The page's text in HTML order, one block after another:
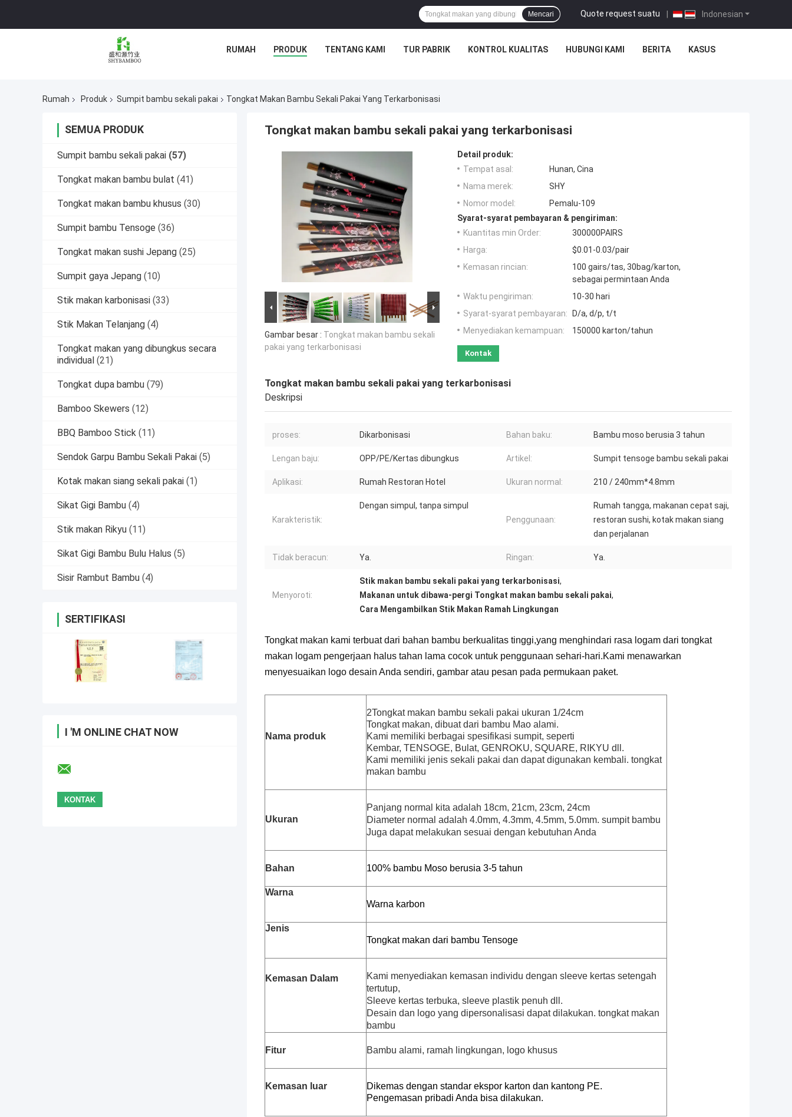
Indonesian
Quote request suatu |
Mencari
RUMAH PRODUK TENTANG KAMI TUR PABRIK KONTROL KUALITAS HUBUNGI KAMI BERITA KASUS
Rumah Produk Sumpit bambu sekali pakai Tongkat Makan Bambu Sekali Pakai Yang Terkarbonisasi
SEMUA PRODUK
Sumpit bambu sekali pakai (57)
Tongkat makan bambu bulat (41)
Tongkat makan bambu khusus (30)
Sumpit bambu Tensoge (36)
Tongkat makan sushi Jepang (25)
Sumpit gaya Jepang (10)
Stik makan karbonisasi (33)
Stik Makan Telanjang (4)
Tongkat makan yang dibungkus secara
individual (21)
Tongkat dupa bambu (79)
Bamboo Skewers (12)
BBQ Bamboo Stick (11)
Sendok Garpu Bambu Sekali Pakai (5)
Kotak makan siang sekali pakai (1)
Sikat Gigi Bambu (4)
Stik makan Rikyu (11)
Sikat Gigi Bambu Bulu Halus (5)
Sisir Rambut Bambu (4)
SERTIFIKASI
I 'M ONLINE CHAT NOW
Tongkat makan bambu sekali pakai yang terkarbonisasi
Gambar besar : Tongkat makan bambu sekali
pakai yang terkarbonisasi
Detail produk:
Tempat asal:
Hunan, Cina
Nama merek:
SHY
Nomor model:
Pemalu-109
Syarat-syarat pembayaran & pengiriman:
Kuantitas min Order:
300000PAIRS
Harga:
$0.01-0.03/pair
Kemasan rincian:
100 gairs/tas, 30bag/karton,
sebagai permintaan Anda
Waktu pengiriman:
10-30 hari
Syarat-syarat pembayaran:
D/a, d/p, t/t
Menyediakan kemampuan:
150000 karton/tahun
Kontak
Tongkat makan bambu sekali pakai yang terkarbonisasi
Deskripsi
proses: Dikarbonisasi Bahan baku: Bambu moso berusia 3 tahun
Lengan baju: OPP/PE/Kertas dibungkus Artikel: Sumpit tensoge bambu sekali pakai
Aplikasi: Rumah Restoran Hotel Ukuran normal: 210 / 240mm*4.8mm
Karakteristik:
Dengan simpul, tanpa simpul
Penggunaan:
Rumah tangga, makanan cepat saji,
restoran sushi, kotak makan siang
dan perjalanan
Tidak beracun: Ya. Ringan: Ya.
Menyoroti:
Stik makan bambu sekali pakai yang terkarbonisasi,
Makanan untuk dibawa-pergi Tongkat makan bambu sekali pakai,
Cara Mengambilkan Stik Makan Ramah Lingkungan
Tongkat makan kami terbuat dari bahan bambu berkualitas tinggi,yang menghindari rasa logam dari tongkat
makan logam pengerjaan halus tahan lama cocok untuk penggunaan sehari-hari.Kami menawarkan
menyesuaikan logo desain Anda sendiri, gambar atau pesan pada permukaan paket.
Nama produk
2Tongkat makan bambu sekali pakai ukuran 1/24cm
Tongkat makan, dibuat dari bambu Mao alami.
Kami memiliki berbagai spesifikasi sumpit, seperti
Kembar, TENSOGE, Bulat, GENROKU, SQUARE, RIKYU dll.
Kami memiliki jenis sekali pakai dan dapat digunakan kembali. tongkat
makan bambu
Ukuran
Panjang normal kita adalah 18cm, 21cm, 23cm, 24cm
Diameter normal adalah 4.0mm, 4.3mm, 4.5mm, 5.0mm. sumpit bambu
Juga dapat melakukan sesuai dengan kebutuhan Anda
Bahan 100% bambu Moso berusia 3-5 tahun
Warna
Warna karbon
Jenis
Tongkat makan dari bambu Tensoge
Kemasan Dalam
Kami menyediakan kemasan individu dengan sleeve kertas setengah
tertutup,
Sleeve kertas terbuka, sleeve plastik penuh dll.
Desain dan logo yang dipersonalisasi dapat dilakukan. tongkat makan
bambu
Fitur Bambu alami, ramah lingkungan, logo khusus
Kemasan luar
Dikemas dengan standar ekspor karton dan kantong PE.
Pengemasan pribadi Anda bisa dilakukan.